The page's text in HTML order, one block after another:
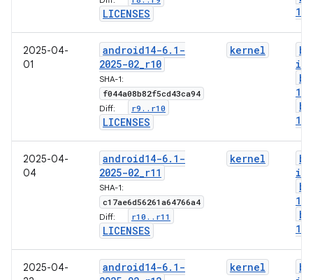
LICENSES
1-
2025-04-
01
android14-6. 1-
2025-02_r10
SHA-1:
f044a08b82f5cd43ca94
Diff: r9 . . r10
LICENSES
kernel
img
1-
1-
2025-04-
04
android14-6. 1-
2025-02_r11
SHA-1:
c17ae6d56261a64766a4
Diff: r10 . . r11
LICENSES
kernel
img
1-
1-
2025-04-
android14-6. 1-
kernel